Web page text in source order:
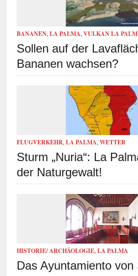
BANANEN, LA PALMA, VULKAN LA
Sollen auf der
Bananen wachsen?
FLUGVERKEHR, LA PALMA, WETTER
Sturm „Nuria“: La
der Naturgewalt!
HISTORIE/ ARCHÄOLOGIE, LA PALMA
Das Ayuntamiento von